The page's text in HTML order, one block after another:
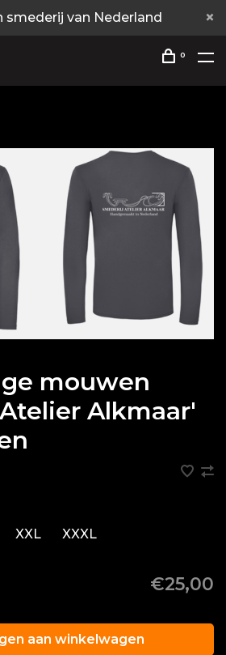
smederij van Nederland
0
mouwen
Alkmaar'
XXL XXXL
€25,00
aan winkelwagen